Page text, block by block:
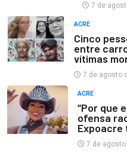
7 de
ACRE
Cinco
entre
vítimas
7 de agosto
ACRE
“Por que
ofensa
Expoacre
7 de agosto